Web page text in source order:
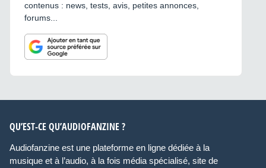
contenus : news, tests, avis, petites annonces,
forums...
QU’EST-CE QU’AUDIOFANZINE ?
Audiofanzine est une plateforme en ligne dédiée à la
musique et à l’audio, à la fois média spécialisé, site de